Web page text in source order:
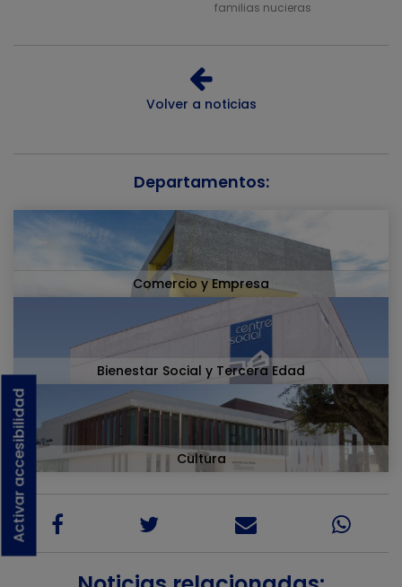
Activar accesibilidad
familias nucieras
Volver a noticias
Departamentos:
Comercio y Empresa
Bienestar Social y Tercera Edad
Cultura